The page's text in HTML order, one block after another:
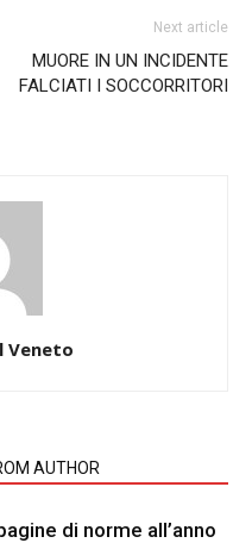
Next article
MUORE IN UN INCIDENTE
FALCIATI I SOCCORRITORI
Veneto
AUTHOR
di norme all’anno